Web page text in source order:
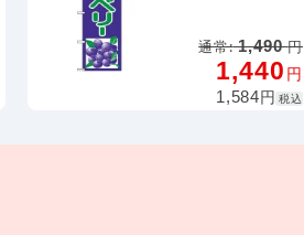
通常:1,490円
1,440円
1,584円 税込